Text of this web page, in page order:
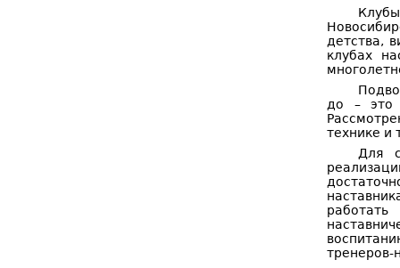
детства,
клубах
до – это
технике и
Для
тренеров-